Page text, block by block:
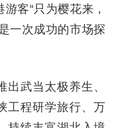
客“只为樱花来，
一次成功的市场探
武当太极养生、
工程研学旅行、万